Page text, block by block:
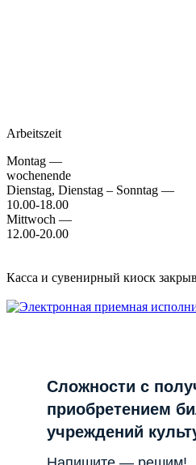
Arbeitszeit
Montag —
wochenende
Dienstag, Dienstag – Sonntag —
10.00-18.00
Mittwoch —
12.00-20.00
Касса и сувенирный киоск
Сложности с
приобретением
учреждений